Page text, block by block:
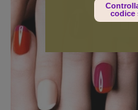
codice